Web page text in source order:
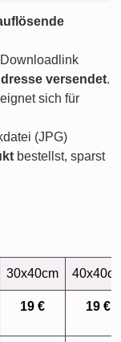
versendet.
sich für
(JPG)
bestellst, sparst
30x40cm
19 € 19 €